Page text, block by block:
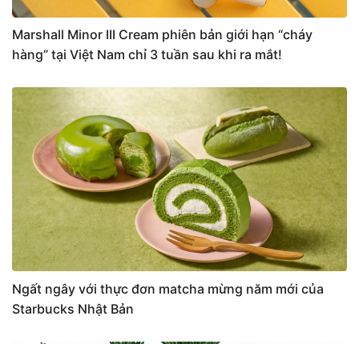
Marshall Minor III Cream phiên bản giới hạn “cháy
hàng” tại Việt Nam chỉ 3 tuần sau khi ra mắt!
Ngất ngây với thực đơn matcha mừng năm mới của
Starbucks Nhật Bản